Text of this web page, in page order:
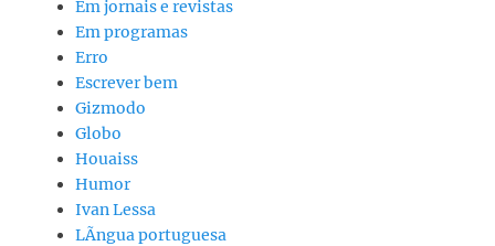
Em jornais e revistas
Em programas
Erro
Escrever bem
Gizmodo
Globo
Houaiss
Humor
Ivan Lessa
LÃ­ngua portuguesa